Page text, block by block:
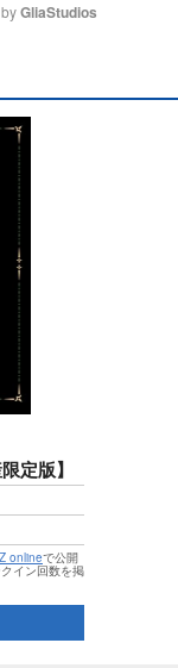
t
e
GliaStudios
定版】
onlineで公開
イン回数を掲